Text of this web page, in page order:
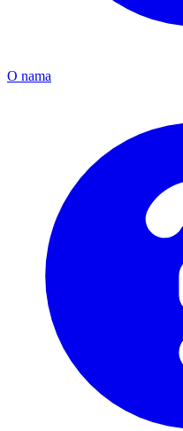
O nama